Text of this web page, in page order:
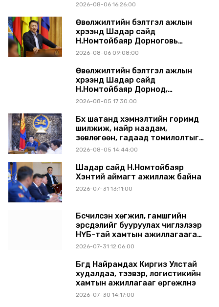
2026-08-06 16:26:00
Өвөлжилтийн бэлтгэл ажлын
хүрээнд Шадар сайд
Н.Номтойбаяр Дорноговь
аймагт ажиллав
2026-08-06 09:08:00
Өвөлжилтийн бэлтгэл ажлын
хүрээнд Шадар сайд
Н.Номтойбаяр Дорнод,
Сүхбаатар аймагт ажиллав
2026-08-05 17:30:00
Бүх шатанд хэмнэлтийн горимд
шилжиж, найр наадам,
зөвлөгөөн, гадаад томилолтыг
хориглолоо
2026-08-05 14:44:00
Шадар сайд Н.Номтойбаяр
Хэнтий аймагт ажиллаж байна
2026-07-31 13:11:00
Бүсчилсэн хөгжил, гамшгийн
эрсдэлийг бууруулах чиглэлээр
НҮБ-тай хамтын ажиллагаагаа
өргөжүүлэхээр санал солилцлоо
2026-07-31 12:06:00
Бүгд Найрамдах Киргиз Улстай
худалдаа, тээвэр, логистикийн
хамтын ажиллагааг өргөжүүлнэ
2026-07-30 14:17:00